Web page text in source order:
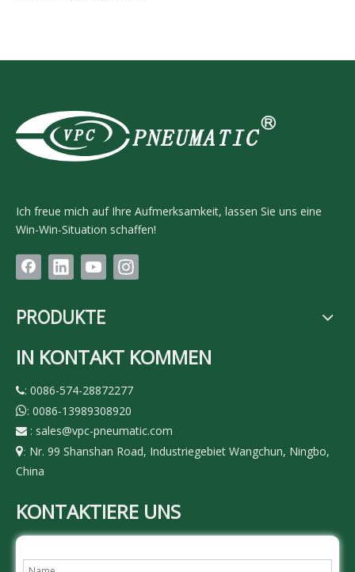
Ich freue mich auf Ihre Aufmerksamkeit, lassen Sie uns eine
Win-Win-Situation schaffen!
PRODUKTE
IN KONTAKT KOMMEN
: 0086-574-28872277
: 0086-13989308920
 : sales@vpc-pneumatic.com
: Nr. 99 Shanshan Road, Industriegebiet Wangchun, Ningbo,
China
KONTAKTIERE UNS